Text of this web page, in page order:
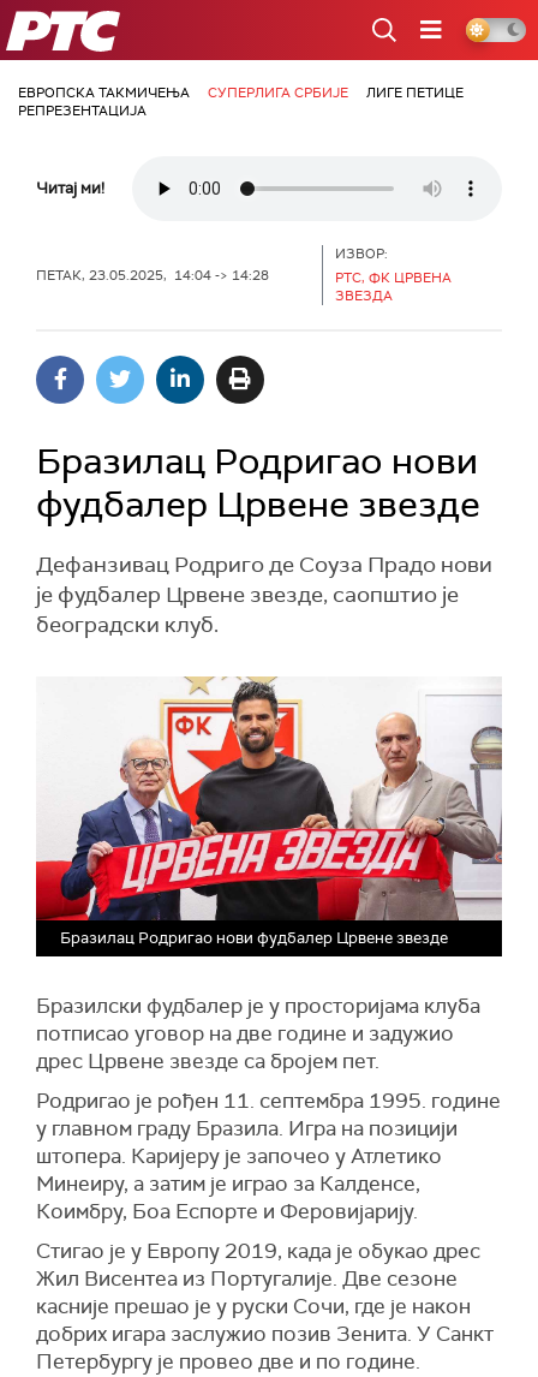
РТС
ЕВРОПСКА ТАКМИЧЕЊА СУПЕРЛИГА СРБИЈЕ
ЛИГЕ ПЕТИЦЕ
РЕПРЕЗЕНТАЦИЈА
Читај ми!
ПЕТАК, 23.05.2025, 14:04 -> 14:28
ИЗВОР:
РТС, ФК ЦРВЕНА
ЗВЕЗДА
Бразилац Родригао нови
фудбалер Црвене звезде
Дефанзивац Родриго де Соуза Прадо нови
је фудбалер Црвене звезде, саопштио је
београдски клуб.
Бразилац Родригао нови фудбалер Црвене звезде
Бразилски фудбалер је у просторијама клуба
потписао уговор на две године и задужио
дрес Црвене звезде са бројем пет.
Родригао је рођен 11. септембра 1995. године
у главном граду Бразила. Игра на позицији
штопера. Каријеру је започео у Атлетико
Минеиру, а затим је играо за Калденсе,
Коимбру, Боа Еспорте и Феровијарију.
Стигао је у Европу 2019, када је обукао дрес
Жил Висентеа из Португалије. Две сезоне
касније прешао је у руски Сочи, где је након
добрих игара заслужио позив Зенита. У Санкт
Петербургу је провео две и по године.